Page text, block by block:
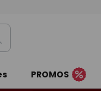
PROMOS